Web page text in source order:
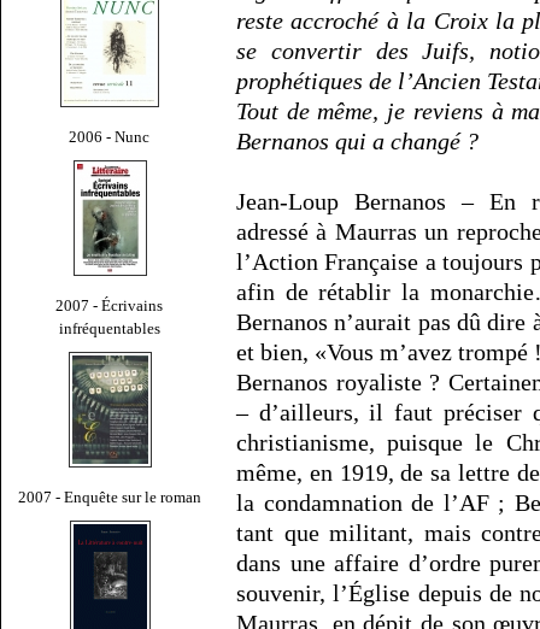
2006 - Nunc
2007 - Écrivains
infréquentables
2007 - Enquête sur le roman
reste accroché à la Croix la
se convertir des Juifs,
prophétiques de l’Ancien
Tout de même, je reviens à
Bernanos qui a changé ?
Jean-Loup Bernanos – En
adressé à Maurras un
l’Action Française a toujours
afin de rétablir la
Bernanos n’aurait pas dû
et bien, «Vous m’avez trompé
Bernanos royaliste ?
– d’ailleurs, il faut préciser
christianisme, puisque le
même, en 1919, de sa lettre
la condamnation de l’AF ;
tant que militant, mais
dans une affaire d’ordre
souvenir, l’Église depuis de
Maurras, en dépit de son